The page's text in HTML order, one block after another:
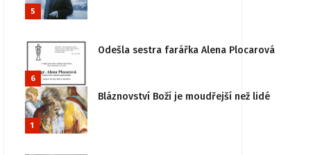
5
6
Odešla sestra farářka Alena Plocarová
1
Bláznovství Boží je moudřejší než lidé